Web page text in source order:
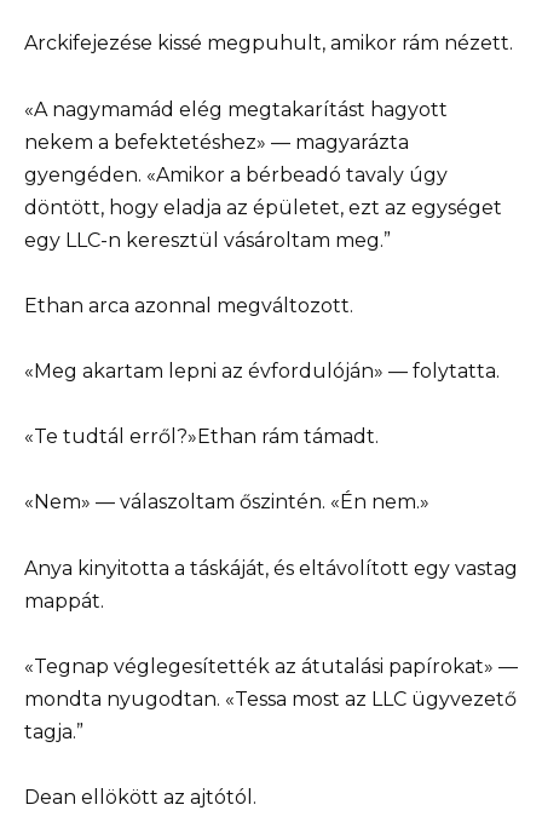
Arckifejezése kissé megpuhult, amikor rám nézett.
«A nagymamád elég megtakarítást hagyott
nekem a befektetéshez» — magyarázta
gyengéden. «Amikor a bérbeadó tavaly úgy
döntött, hogy eladja az épületet, ezt az egységet
egy LLC-n keresztül vásároltam meg.”
Ethan arca azonnal megváltozott.
«Meg akartam lepni az évfordulóján» — folytatta.
«Te tudtál erről?»Ethan rám támadt.
«Nem» — válaszoltam őszintén. «Én nem.»
Anya kinyitotta a táskáját, és eltávolított egy vastag
mappát.
«Tegnap véglegesítették az átutalási papírokat» —
mondta nyugodtan. «Tessa most az LLC ügyvezető
tagja.”
Dean ellökött az ajtótól.